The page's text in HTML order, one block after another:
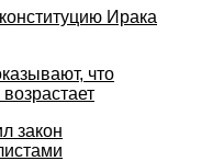
Ирака
что
закон